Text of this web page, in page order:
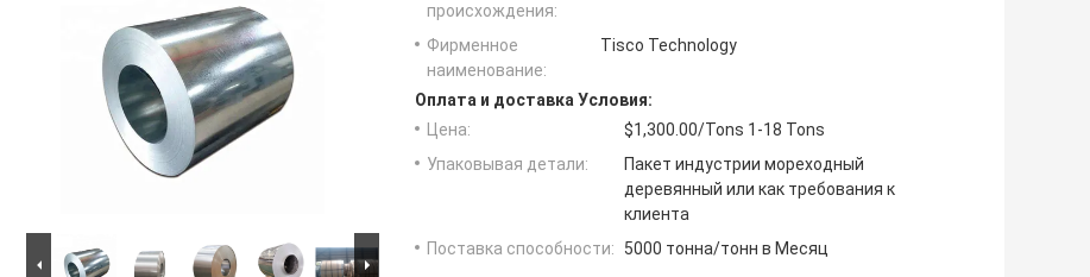
происхождения:
Фирменное
наименование:
Tisco Technology
Оплата и доставка Условия:
Цена:
$1,300.00/Tons 1-18 Tons
Упаковывая детали:
Пакет индустрии мореходный
деревянный или как требования к
клиента
Поставка способности:
5000 тонна/тонн в Месяц